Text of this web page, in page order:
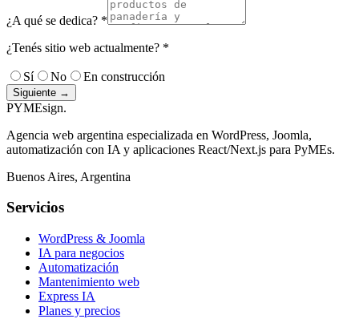
¿A qué se dedica? *
¿Tenés sitio web actualmente? *
Sí No En construcción
Siguiente →
PYMEsign.
Agencia web argentina especializada en WordPress, Joomla,
automatización con IA y aplicaciones React/Next.js para PyMEs.
Buenos Aires, Argentina
Servicios
WordPress & Joomla
IA para negocios
Automatización
Mantenimiento web
Express IA
Planes y precios